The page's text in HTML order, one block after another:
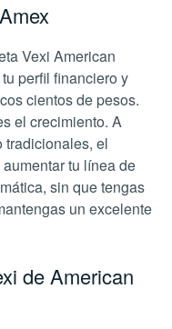
Vexi American
perfil financiero y
cientos de pesos.
el crecimiento. A
tradicionales, el
tu línea de
sin que tengas
un excelente
de American